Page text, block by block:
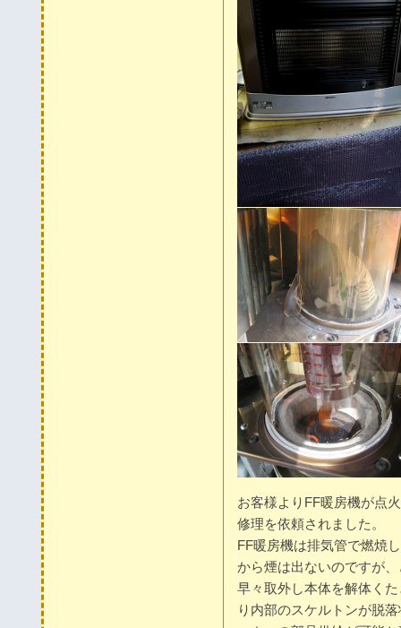
お客様よりFF暖房機が点
修理を依頼されました。
FF暖房機は排気管で燃焼
から煙は出ないのですが
早々取外し本体を解体く
り内部のスケルトンが脱